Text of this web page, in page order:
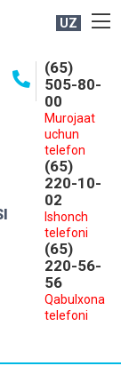
UZ
(65)
505-80-
00
Murojaat
uchun
telefon
(65)
220-10-
02
Ishonch
telefoni
(65)
220-56-
56
Qabulxona
telefoni